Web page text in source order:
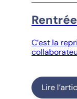
C’est la
Lire